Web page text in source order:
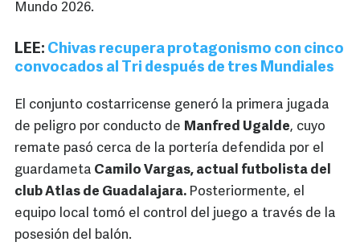
Mundo 2026.
LEE: Chivas recupera protagonismo con cinco
convocados al Tri después de tres Mundiales
El conjunto costarricense generó la primera jugada
de peligro por conducto de Manfred Ugalde, cuyo
remate pasó cerca de la portería defendida por el
guardameta Camilo Vargas, actual futbolista del
club Atlas de Guadalajara. Posteriormente, el
equipo local tomó el control del juego a través de la
posesión del balón.